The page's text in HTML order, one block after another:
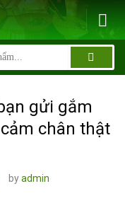
gửi gắm
chân thật
byadmin